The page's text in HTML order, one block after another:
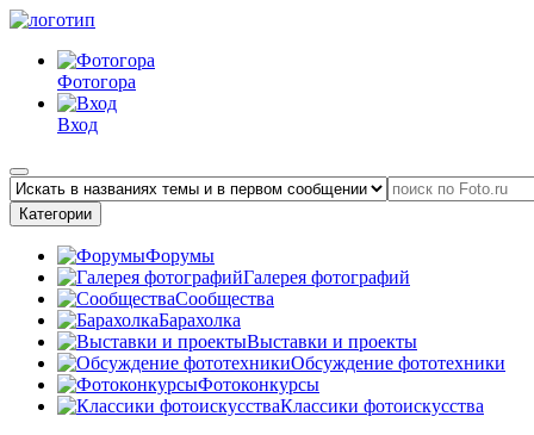
Фотогора
Вход
Категории
Форумы
Галерея фотографий
Сообщества
Барахолка
Выставки и проекты
Обсуждение фототехники
Фотоконкурсы
Классики фотоискусства